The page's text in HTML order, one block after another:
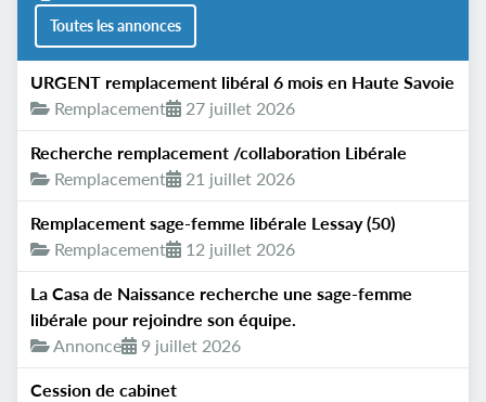
Toutes les annonces
URGENT remplacement libéral 6 mois en Haute Savoie
Remplacement
27 juillet 2026
Recherche remplacement /collaboration Libérale
Remplacement
21 juillet 2026
Remplacement sage-femme libérale Lessay (50)
Remplacement
12 juillet 2026
La Casa de Naissance recherche une sage-femme
libérale pour rejoindre son équipe.
Annonce
9 juillet 2026
Cession de cabinet